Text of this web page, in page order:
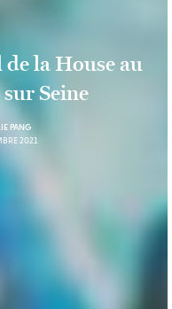
la House au
Seine
PANG
2021